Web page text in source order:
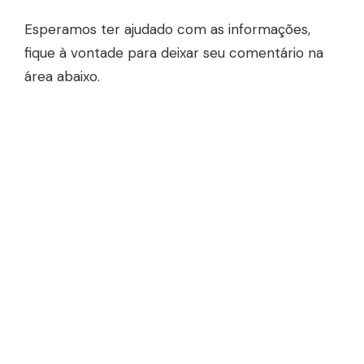
Esperamos ter ajudado com as informações,
fique à vontade para deixar seu comentário na
área abaixo.